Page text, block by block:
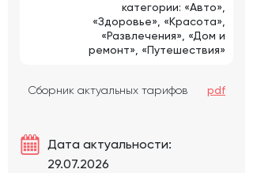
категории: «Авто»,
«Здоровье», «Красота»,
«Развлечения», «Дом и
ремонт», «Путешествия»
Сборник актуальных тарифов pdf
Дата актуальности:
29.07.2026